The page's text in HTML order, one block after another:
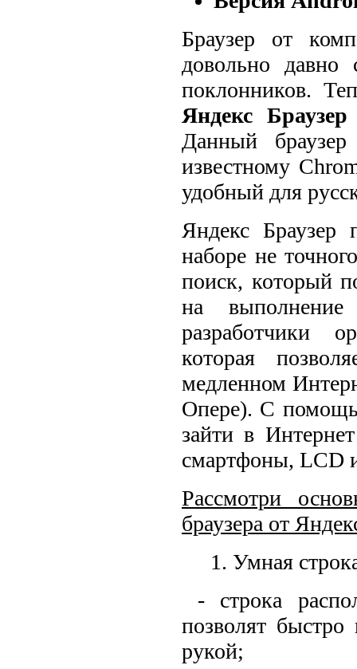
Браузер от
довольно давно
поклонников.
Яндекс Браузер
Данный
известному
удобный для
Яндекс Браузер
наборе не
поиск, который
на выполнение
разработчики
которая
медленном
Опере). С
зайти в
смартфоны, LCD
Рассмотри
браузера от
1. Умная
- строка
позволят
рукой;